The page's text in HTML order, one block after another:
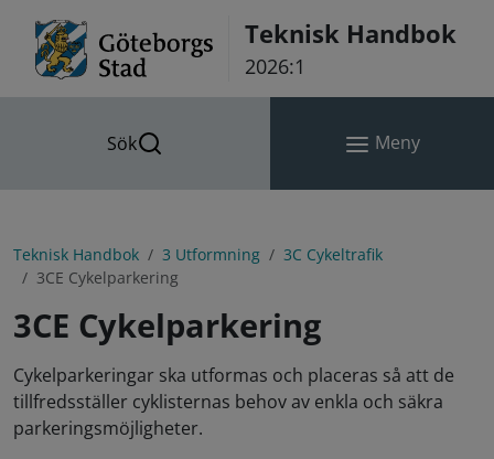
Teknisk Handbok
2026:1
Sök Meny
Teknisk Handbok 3 Utformning
3C Cykeltrafik
3CE Cykelparkering
3CE Cykelparkering
Cykelparkeringar ska utformas och placeras så att de
tillfredsställer cyklisternas behov av enkla och säkra
parkeringsmöjligheter.